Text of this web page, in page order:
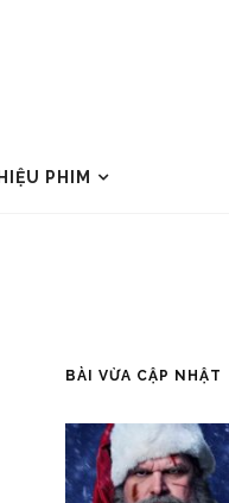
PHIM
BÀI VỪA CẬP NHẬT